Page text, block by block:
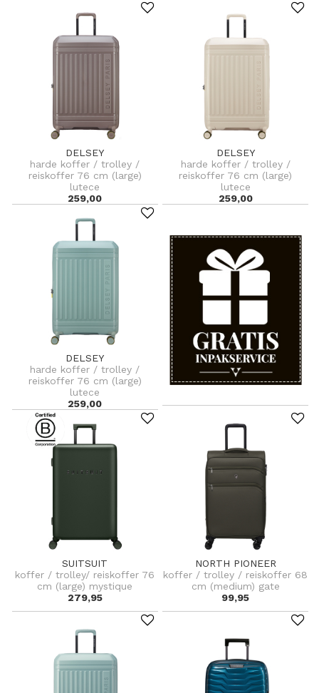
DELSEY
harde koffer / trolley /
reiskoffer 76 cm (large)
lutece
259,00
DELSEY
harde koffer / trolley /
reiskoffer 76 cm (large)
lutece
259,00
DELSEY
harde koffer / trolley /
reiskoffer 76 cm (large)
lutece
259,00
SUITSUIT
koffer / trolley/ reiskoffer 76
cm (large) mystique
279,95
NORTH PIONEER
koffer / trolley / reiskoffer 68
cm (medium) gate
99,95